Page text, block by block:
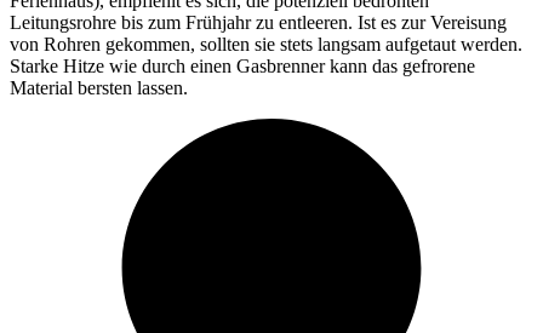
Leitungsrohre bis zum Frühjahr zu entleeren. Ist es zur Vereisung
von Rohren gekommen, sollten sie stets langsam aufgetaut werden.
Starke Hitze wie durch einen Gasbrenner kann das gefrorene
Material bersten lassen.